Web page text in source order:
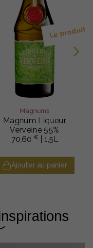
Magnums
Magnum Liqueur
Verveine 55%
70,60 € | 1,5L
Ajouter au panier
Le produit